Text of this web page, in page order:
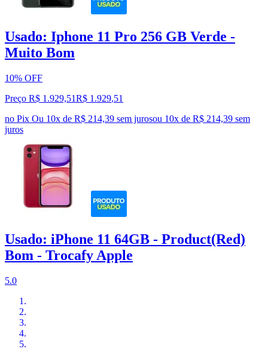
Usado: Iphone 11 Pro 256 GB Verde -
Muito Bom
10% OFF
Preço R$ 1.929,51R$ 1.929,51
no Pix Ou 10x de R$ 214,39 sem jurosou 10x de R$ 214,39 sem
juros
Usado: iPhone 11 64GB - Product(Red)
Bom - Trocafy Apple
5.0